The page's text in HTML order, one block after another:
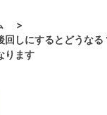
>
回しにするとどうな
ります